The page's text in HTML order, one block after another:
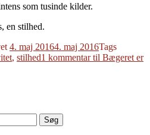
som tusinde kilder.
en stilhed.
4. maj 20164. maj 2016Tags
, stilhed1 kommentartil Bægeret er
Søg